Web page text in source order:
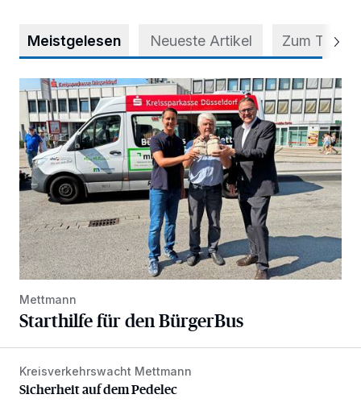
Meistgelesen Neueste Artikel Zum Thema
Starthilfe für den BürgerBus
Mettmann
Starthilfe für den BürgerBus
Sicherheit auf dem Pedelec
Kreisverkehrswacht Mettmann
Sicherheit auf dem Pedelec